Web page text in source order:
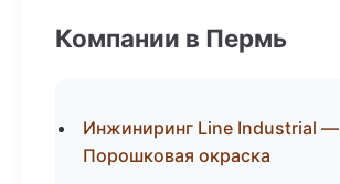
Компании в Пермь
Инжиниринг Line Industrial —
Порошковая окраска